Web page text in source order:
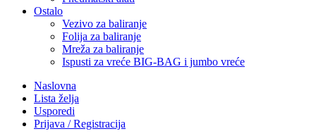
Ostalo
Vezivo za baliranje
Folija za baliranje
Mreža za baliranje
Ispusti za vreće BIG-BAG i jumbo vreće
Naslovna
Lista želja
Usporedi
Prijava / Registracija